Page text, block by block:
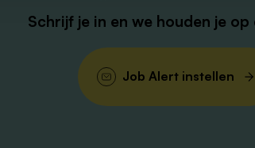
Schrijf je in en we houden je
Job Alert instellen